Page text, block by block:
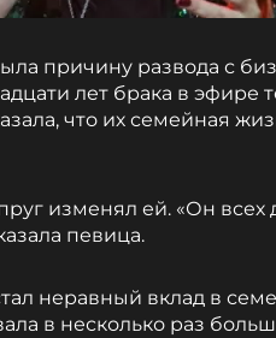
причину развода с
лет брака в эфире
что их семейная
изменял ей. «Он всех
певица.
неравный вклад в
в несколько раз